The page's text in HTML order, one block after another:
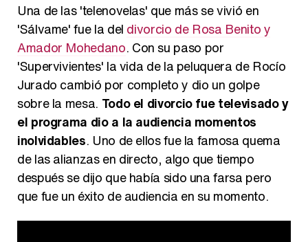
Una de las 'telenovelas' que más se vivió en
'Sálvame' fue la del divorcio de Rosa Benito y
Amador Mohedano. Con su paso por
'Supervivientes' la vida de la peluquera de Rocío
Jurado cambió por completo y dio un golpe
sobre la mesa. Todo el divorcio fue televisado y
el programa dio a la audiencia momentos
inolvidables. Uno de ellos fue la famosa quema
de las alianzas en directo, algo que tiempo
después se dijo que había sido una farsa pero
que fue un éxito de audiencia en su momento.